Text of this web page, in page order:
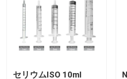
医学のシリコーン ゴム
医学のゴム製 ストッパー
ゴム製 スポイトのプランジ
セリウムISO 10ml